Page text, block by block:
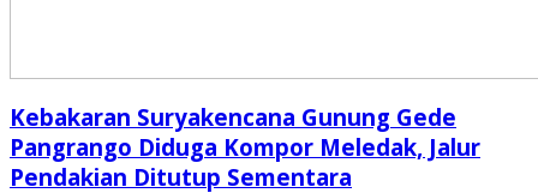
Kebakaran Suryakencana Gunung Gede
Pangrango Diduga Kompor Meledak, Jalur
Pendakian Ditutup Sementara